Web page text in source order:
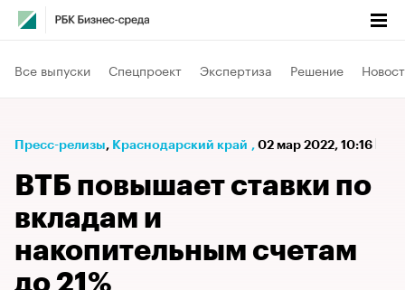
Все выпуски Спецпроект Экспертиза Решение
Пресс-релизы⁠, Краснодарский край , 02 мар 2022, 10:16
ВТБ повышает ставки по
вкладам и
накопительным счетам
до 21%